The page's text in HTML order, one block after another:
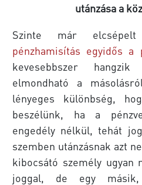
utánzása a
Szinte már
pénzhamisítás egyidős a
kevesebbszer
elmondható a
lényeges különbség,
beszélünk, ha a
engedély nélkül, tehát
szemben utánzásnak azt
kibocsátó személy ugyan
joggal, de egy